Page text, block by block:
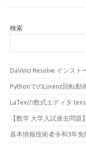
検索
DaVinci Resolve インスト
PythonでのLorenz回転動
LaTexの数式エディタ
【数学 大学入試過去問
基本情報技術者令和3年免